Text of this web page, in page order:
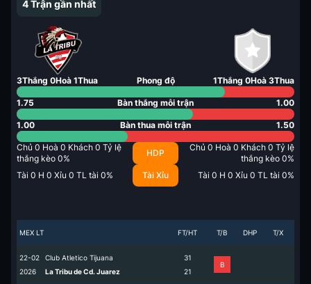
4Trận gần nhất
3Thắng 0Hoà 1Thua Phong độ 1Thắng 0Hoà 3Thua
1.75 Bàn thắng mỗi trận 1.00
1.00 Bàn thua mỗi trận 1.50
Chủ 0 Hoà 0 Khách 0 Tỷ lệ
thắng kèo 0%
HDP
Chủ 0 Hoà 0 Khách 0 Tỷ lệ
thắng kèo 0%
Tài 0 H 0 Xỉu 0 TL tài 0% Tài Xỉu Tài 0 H 0 Xỉu 0 TL tài 0%
MEX LT FT/HT T/B DHP T/X
22-02
2026
Club Atletico Tijuana
La Tribu de Cd. Juarez
3
2
1
1
B